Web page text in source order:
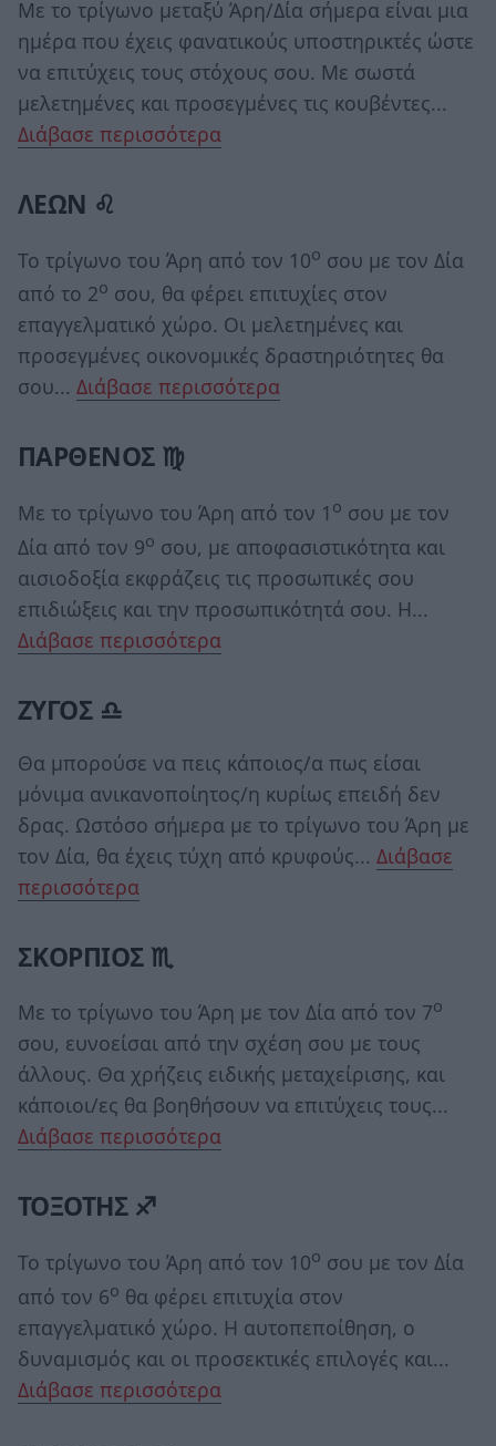
Με το τρίγωνο μεταξύ Άρη/Δία σήμερα είναι μια
ημέρα που έχεις φανατικούς υποστηρικτές ώστε
να επιτύχεις τους στόχους σου. Με σωστά
μελετημένες και προσεγμένες τις κουβέντες...
Διάβασε περισσότερα
ΛΕΩΝ ♌
Το τρίγωνο του Άρη από τον 10ο σου με τον Δία
από το 2ο σου, θα φέρει επιτυχίες στον
επαγγελματικό χώρο. Οι μελετημένες και
προσεγμένες οικονομικές δραστηριότητες θα
σου... Διάβασε περισσότερα
ΠΑΡΘΕΝΟΣ ♍
Με το τρίγωνο του Άρη από τον 1 ο σου με τον
Δία από τον 9ο σου, με αποφασιστικότητα και
αισιοδοξία εκφράζεις τις προσωπικές σου
επιδιώξεις και την προσωπικότητά σου. Η...
Διάβασε περισσότερα
ΖΥΓΟΣ ♎
Θα μπορούσε να πεις κάποιος/α πως είσαι
μόνιμα ανικανοποίητος/η κυρίως επειδή δεν
δρας. Ωστόσο σήμερα με το τρίγωνο του Άρη με
τον Δία, θα έχεις τύχη από κρυφούς... Διάβασε
περισσότερα
ΣΚΟΡΠΙΟΣ ♏
Με το τρίγωνο του Άρη με τον Δία από τον 7ο
σου, ευνοείσαι από την σχέση σου με τους
άλλους. Θα χρήζεις ειδικής μεταχείρισης, και
κάποιοι/ες θα βοηθήσουν να επιτύχεις τους...
Διάβασε περισσότερα
ΤΟΞΟΤΗΣ ♐
Το τρίγωνο του Άρη από τον 10ο σου με τον Δία
από τον 6ο θα φέρει επιτυχία στον
επαγγελματικό χώρο. Η αυτοπεποίθηση, ο
δυναμισμός και οι προσεκτικές επιλογές και...
Διάβασε περισσότερα